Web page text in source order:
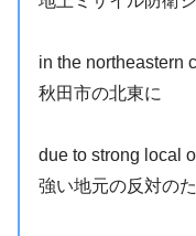
in the northeastern
秋田市の北東に
due to strong local
強い地元の反対の